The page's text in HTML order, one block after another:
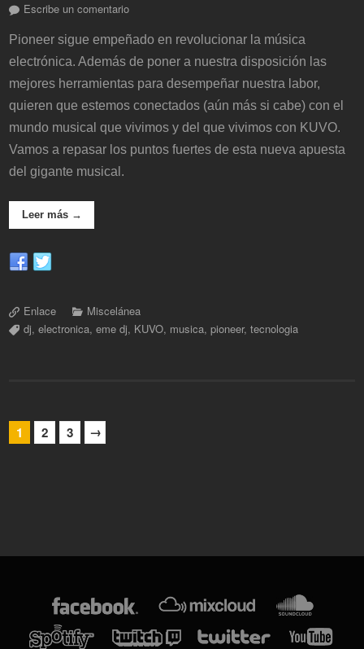
Escribe un comentario
Pioneer sigue empeñado en revolucionar la música
electrónica. Además de poner a nuestra disposición las
mejores herramientas para desempeñar nuestra labor,
quieren que estemos conectados (aún más si cabe) con el
mundo musical que vivimos y del que vivimos con KUVO.
Vamos a repasar los puntos fuertes de esta nueva apuesta
del gigante musical.
Leer más →
Enlace
Miscelánea
dj,electronica,eme dj, KUVO, musica,pioneer,tecnologia
1 2 3 →